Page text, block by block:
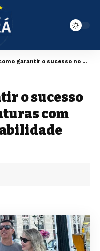
o sucesso no mercado de viaturas com uma análise de viabilidade econômica
o sucesso
com